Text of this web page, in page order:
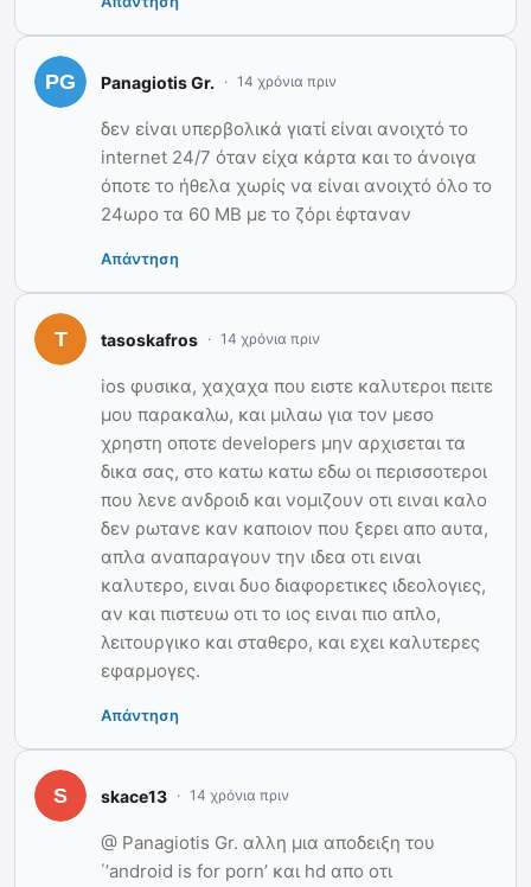
Panagiotis Gr. 14 χρόνια πριν
δεν είναι υπερβολικά γιατί είναι ανοιχτό το
internet 24/7 όταν είχα κάρτα και το άνοιγα
όποτε το ήθελα χωρίς να είναι ανοιχτό όλο το
24ωρο τα 60 ΜΒ με το ζόρι έφταναν
Απάντηση
tasoskafros 14 χρόνια πριν
ios φυσικα, χαχαχα που ειστε καλυτεροι πειτε
μου παρακαλω, και μιλαω για τον μεσο
χρηστη οποτε developers μην αρχισεται τα
δικα σας, στο κατω κατω εδω οι περισσοτεροι
που λενε ανδροιδ και νομιζουν οτι ειναι καλο
δεν ρωτανε καν καποιον που ξερει απο αυτα,
απλα αναπαραγουν την ιδεα οτι ειναι
καλυτερο, ειναι δυο διαφορετικες ιδεολογιες,
αν και πιστευω οτι το ιος ειναι πιο απλο,
λειτουργικο και σταθερο, και εχει καλυτερες
εφαρμογες.
Απάντηση
skace13 14 χρόνια πριν
@ Panagiotis Gr. αλλη μια αποδειξη του
΄’android is for porn’ και hd απο οτι